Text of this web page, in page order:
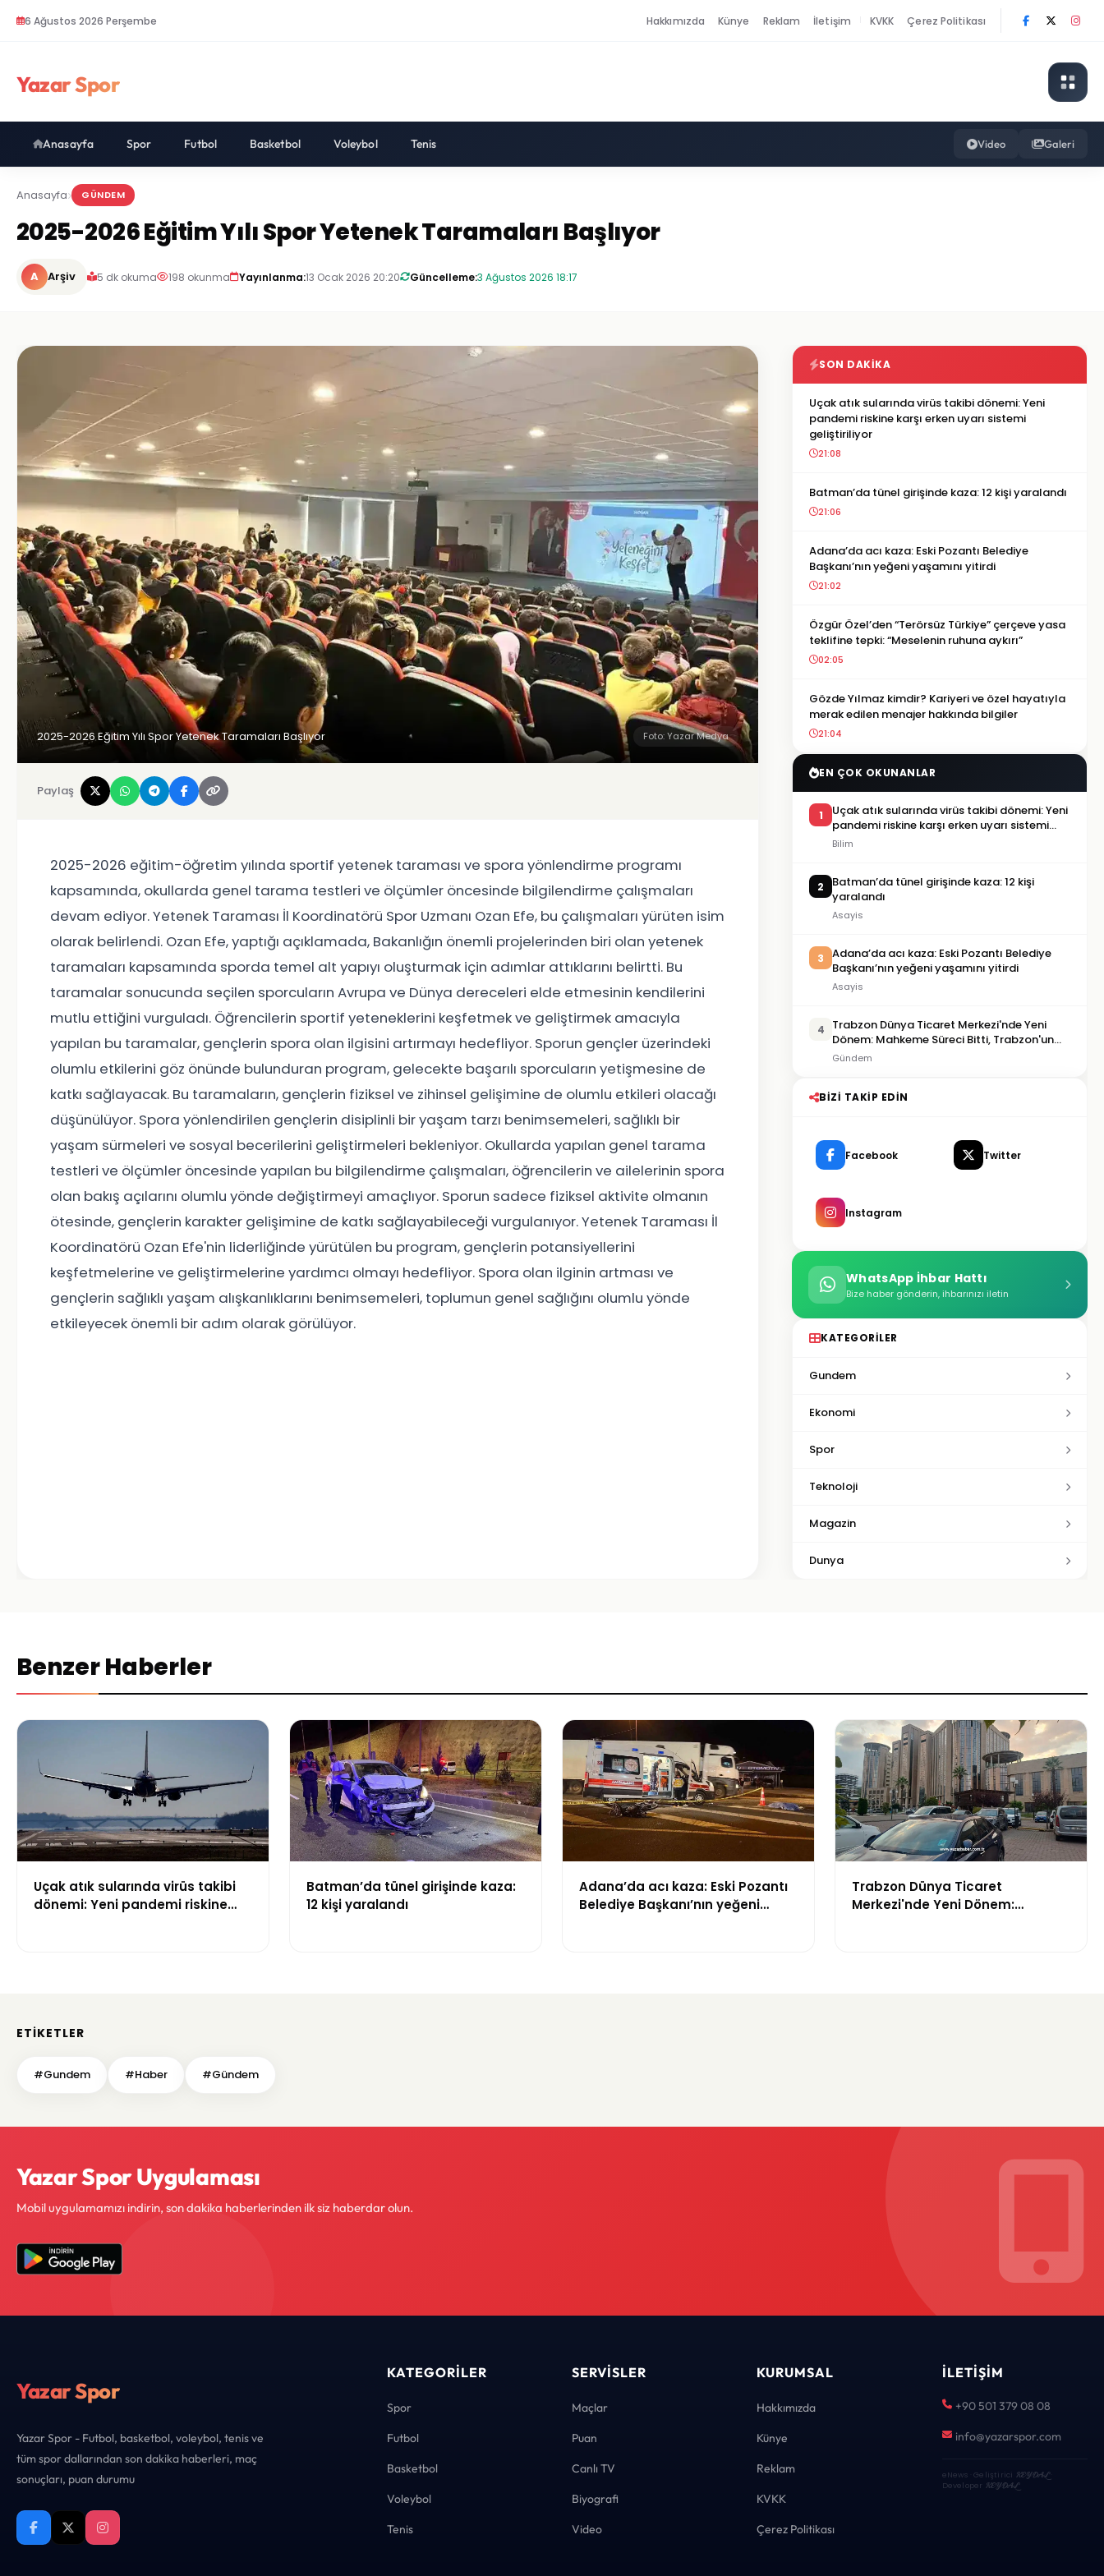
6 Ağustos 2026 Perşembe Hakkımızda Künye Reklam İletişim KVKK Çerez Politikası
Yazar Spor
Anasayfa Spor Futbol Basketbol Voleybol Tenis Video Galeri
Anasayfa GÜNDEM
2025-2026 Eğitim Yılı Spor Yetenek Taramaları Başlıyor
A Arşiv 5 dk okuma 198 okunma Yayınlanma:13 Ocak 2026 20:20 Güncelleme:3 Ağustos 2026 18:17
2025-2026 Eğitim Yılı Spor Yetenek Taramaları Başlıyor Foto: Yazar Medya
Paylaş
2025-2026 eğitim-öğretim yılında sportif yetenek taraması ve spora yönlendirme programı
kapsamında, okullarda genel tarama testleri ve ölçümler öncesinde bilgilendirme çalışmaları
devam ediyor. Yetenek Taraması İl Koordinatörü Spor Uzmanı Ozan Efe, bu çalışmaları yürüten isim
olarak belirlendi. Ozan Efe, yaptığı açıklamada, Bakanlığın önemli projelerinden biri olan yetenek
taramaları kapsamında sporda temel alt yapıyı oluşturmak için adımlar attıklarını belirtti. Bu
taramalar sonucunda seçilen sporcuların Avrupa ve Dünya dereceleri elde etmesinin kendilerini
mutlu ettiğini vurguladı. Öğrencilerin sportif yeteneklerini keşfetmek ve geliştirmek amacıyla
yapılan bu taramalar, gençlerin spora olan ilgisini artırmayı hedefliyor. Sporun gençler üzerindeki
olumlu etkilerini göz önünde bulunduran program, gelecekte başarılı sporcuların yetişmesine de
katkı sağlayacak. Bu taramaların, gençlerin fiziksel ve zihinsel gelişimine de olumlu etkileri olacağı
düşünülüyor. Spora yönlendirilen gençlerin disiplinli bir yaşam tarzı benimsemeleri, sağlıklı bir
yaşam sürmeleri ve sosyal becerilerini geliştirmeleri bekleniyor. Okullarda yapılan genel tarama
testleri ve ölçümler öncesinde yapılan bu bilgilendirme çalışmaları, öğrencilerin ve ailelerinin spora
olan bakış açılarını olumlu yönde değiştirmeyi amaçlıyor. Sporun sadece fiziksel aktivite olmanın
ötesinde, gençlerin karakter gelişimine de katkı sağlayabileceği vurgulanıyor. Yetenek Taraması İl
Koordinatörü Ozan Efe'nin liderliğinde yürütülen bu program, gençlerin potansiyellerini
keşfetmelerine ve geliştirmelerine yardımcı olmayı hedefliyor. Spora olan ilginin artması ve
gençlerin sağlıklı yaşam alışkanlıklarını benimsemeleri, toplumun genel sağlığını olumlu yönde
etkileyecek önemli bir adım olarak görülüyor.
SON DAKIKA
Uçak atık sularında virüs takibi dönemi: Yeni
pandemi riskine karşı erken uyarı sistemi
geliştiriliyor
21:08
Batman’da tünel girişinde kaza: 12 kişi yaralandı
21:06
Adana’da acı kaza: Eski Pozantı Belediye
Başkanı’nın yeğeni yaşamını yitirdi
21:02
Özgür Özel’den “Terörsüz Türkiye” çerçeve yasa
teklifine tepki: “Meselenin ruhuna aykırı”
02:05
Gözde Yılmaz kimdir? Kariyeri ve özel hayatıyla
merak edilen menajer hakkında bilgiler
21:04
EN ÇOK OKUNANLAR
1
Uçak atık sularında virüs takibi dönemi: Yeni
pandemi riskine karşı erken uyarı sistemi
geliştiriliyor
Bilim
2
Batman’da tünel girişinde kaza: 12 kişi
yaralandı
Asayis
3
Adana’da acı kaza: Eski Pozantı Belediye
Başkanı’nın yeğeni yaşamını yitirdi
Asayis
4
Trabzon Dünya Ticaret Merkezi'nde Yeni
Dönem: Mahkeme Süreci Bitti, Trabzon'un
Dev Projesi Ne Zaman Tamamlanacak?
Gündem
BIZI TAKIP EDIN
Facebook Twitter
Instagram
WhatsApp İhbar Hattı
Bize haber gönderin, ihbarınızı iletin
KATEGORILER
Gundem
Ekonomi
Spor
Teknoloji
Magazin
Dunya
Benzer Haberler
Uçak atık sularında virüs takibi
dönemi: Yeni pandemi riskine
Batman’da tünel girişinde kaza:
12 kişi yaralandı
Adana’da acı kaza: Eski Pozantı
Belediye Başkanı’nın yeğeni
Trabzon Dünya Ticaret
Merkezi'nde Yeni Dönem:
ETIKETLER
#Gundem #Haber #Gündem
Yazar Spor Uygulaması
Mobil uygulamamızı indirin, son dakika haberlerinden ilk siz haberdar olun.
Yazar Spor
Yazar Spor - Futbol, basketbol, voleybol, tenis ve
tüm spor dallarından son dakika haberleri, maç
sonuçları, puan durumu
KATEGORILER
Spor
Futbol
Basketbol
Voleybol
Tenis
SERVISLER
Maçlar
Puan
Canlı TV
Biyografi
Video
KURUMSAL
Hakkımızda
Künye
Reklam
KVKK
Çerez Politikası
İLETIŞIM
+90 501 379 08 08
info@yazarspor.com
eNews · Geliştirici KEYDAL·
Developer KEYDAL